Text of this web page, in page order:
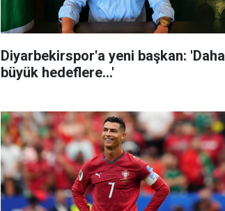
Diyarbekirspor'a yeni başkan: 'Daha
büyük hedeflere...'